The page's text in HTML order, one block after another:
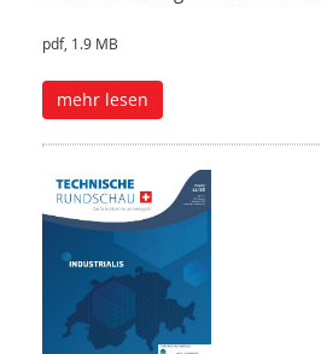
pdf, 1.9 MB
mehr lesen